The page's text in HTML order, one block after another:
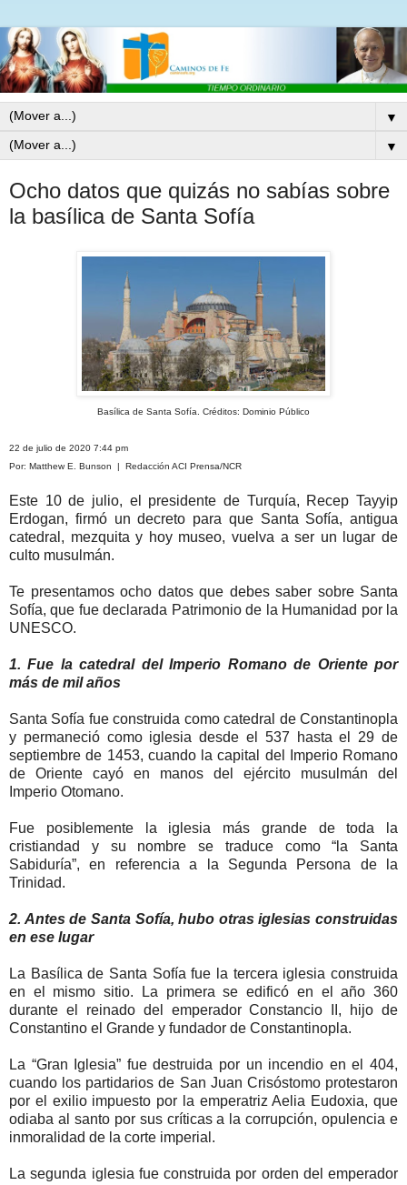
▼
▼
Ocho datos que quizás no sabías sobre
la basílica de Santa Sofía
Basílica de Santa Sofía. Créditos: Dominio Público
22 de julio de 2020 7:44 pm
Por: Matthew E. Bunson | Redacción ACI Prensa/NCR
Este 10 de julio, el presidente de Turquía, Recep Tayyip
Erdogan, firmó un decreto para que Santa Sofía, antigua
catedral, mezquita y hoy museo, vuelva a ser un lugar de
culto musulmán.
Te presentamos ocho datos que debes saber sobre Santa
Sofía, que fue declarada Patrimonio de la Humanidad por la
UNESCO.
1. Fue la catedral del Imperio Romano de Oriente por
más de mil años
Santa Sofía fue construida como catedral de Constantinopla
y permaneció como iglesia desde el 537 hasta el 29 de
septiembre de 1453, cuando la capital del Imperio Romano
de Oriente cayó en manos del ejército musulmán del
Imperio Otomano.
Fue posiblemente la iglesia más grande de toda la
cristiandad y su nombre se traduce como “la Santa
Sabiduría”, en referencia a la Segunda Persona de la
Trinidad.
2. Antes de Santa Sofía, hubo otras iglesias construidas
en ese lugar
La Basílica de Santa Sofía fue la tercera iglesia construida
en el mismo sitio. La primera se edificó en el año 360
durante el reinado del emperador Constancio II, hijo de
Constantino el Grande y fundador de Constantinopla.
La “Gran Iglesia” fue destruida por un incendio en el 404,
cuando los partidarios de San Juan Crisóstomo protestaron
por el exilio impuesto por la emperatriz Aelia Eudoxia, que
odiaba al santo por sus críticas a la corrupción, opulencia e
inmoralidad de la corte imperial.
La segunda iglesia fue construida por orden del emperador